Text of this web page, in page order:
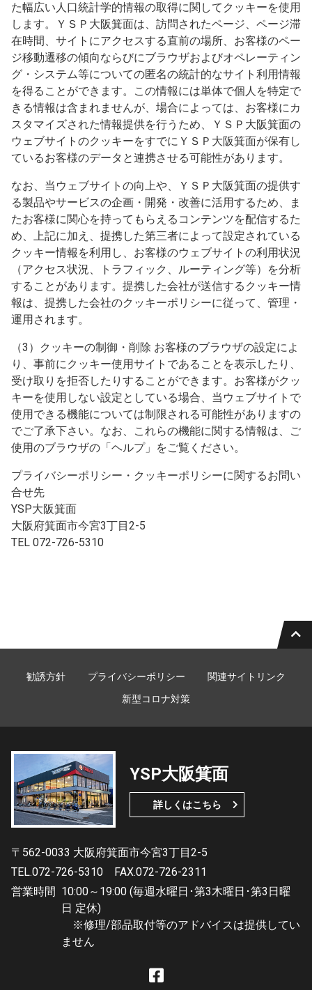
た幅広い人口統計学的情報の取得に関してクッキーを使用
します。ＹＳＰ大阪箕面は、訪問されたページ、ページ滞
在時間、サイトにアクセスする直前の場所、お客様のペー
ジ移動遷移の傾向ならびにブラウザおよびオペレーティン
グ・システム等についての匿名の統計的なサイト利用情報
を得ることができます。この情報には単体で個人を特定で
きる情報は含まれませんが、場合によっては、お客様にカ
スタマイズされた情報提供を行うため、ＹＳＰ大阪箕面の
ウェブサイトのクッキーをすでにＹＳＰ大阪箕面が保有し
ているお客様のデータと連携させる可能性があります。
なお、当ウェブサイトの向上や、ＹＳＰ大阪箕面の提供す
る製品やサービスの企画・開発・改善に活用するため、ま
たお客様に関心を持ってもらえるコンテンツを配信するた
め、上記に加え、提携した第三者によって設定されている
クッキー情報を利用し、お客様のウェブサイトの利用状況
（アクセス状況、トラフィック、ルーティング等）を分析
することがあります。提携した会社が送信するクッキー情
報は、提携した会社のクッキーポリシーに従って、管理・
運用されます。
（3）クッキーの制御・削除 お客様のブラウザの設定によ
り、事前にクッキー使用サイトであることを表示したり、
受け取りを拒否したりすることができます。お客様がクッ
キーを使用しない設定としている場合、当ウェブサイトで
使用できる機能については制限される可能性がありますの
でご了承下さい。なお、これらの機能に関する情報は、ご
使用のブラウザの「ヘルプ」をご覧ください。
プライバシーポリシー・クッキーポリシーに関するお問い
合せ先
YSP大阪箕面
大阪府箕面市今宮3丁目2-5
TEL 072-726-5310
勧誘方針 プライバシーポリシー
関連サイトリンク
新型コロナ対策
YSP大阪箕面
詳しくはこちら
〒562-0033 大阪府箕面市今宮3丁目2-5
TEL.072-726-5310
FAX.072-726-2311
営業時間 10:00～19:00 (毎週水曜日･第3木曜日･第3日曜
日 定休)
※修理/部品取付等のアドバイスは提供してい
ません